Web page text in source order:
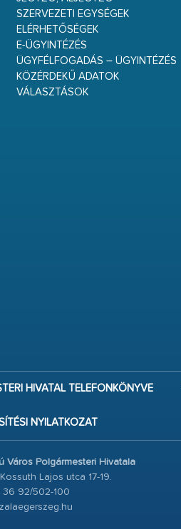
SZERVEZETI EGYSÉGEK
ELÉRHETŐSÉGEK
E-ÜGYINTÉZÉS
ÜGYFÉLFOGADÁS – ÜGYINTÉZÉS
KÖZÉRDEKŰ ADATOK
VÁLASZTÁSOK
HIVATAL TELEFONKÖNYVE
NYILATKOZAT
Város Polgármesteri Hivatala
Lajos utca 17-19.
36 92/502-100